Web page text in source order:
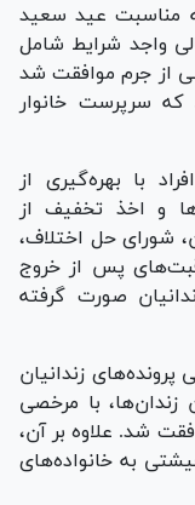
به مناسبت عید سعید
محکومان مالی واجد شرایط شامل
از جرم موافقت شد
هستند که سرپرست خانوار
با بهره‌گیری از
و اخذ تخفیف از
شورای حل اختلاف،
پس از خروج
صورت گرفته
پرونده‌های زندانیان
سازمان زندان‌ها، با مرخصی
موافقت شد. علاوه بر آن،
ولایت، ۱۱۰ سبد معیشتی به خانواده‌های